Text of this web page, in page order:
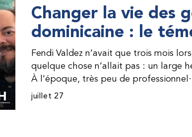
Changer la vie des
dominicaine : le
Fendi Valdez n’avait que trois mois
quelque chose n’allait pas : un large
À l’époque, très peu de
dominicaine connaissaient
juillet 27